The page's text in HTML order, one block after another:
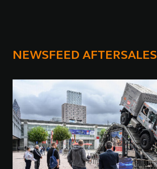
NEWSFEED AFTERSALES